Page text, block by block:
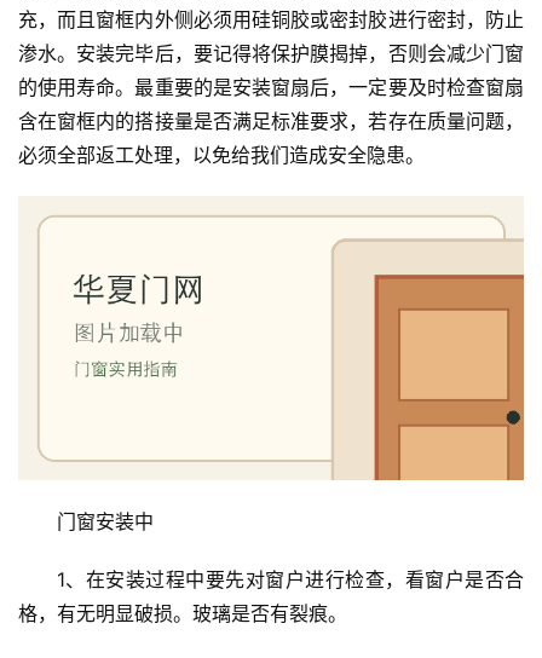
充，而且窗框内外侧必须用硅铜胶或密封胶进行密封，防止
渗水。安装完毕后，要记得将保护膜揭掉，否则会减少门窗
的使用寿命。最重要的是安装窗扇后，一定要及时检查窗扇
含在窗框内的搭接量是否满足标准要求，若存在质量问题，
必须全部返工处理，以免给我们造成安全隐患。
门窗安装中
1、在安装过程中要先对窗户进行检查，看窗户是否合
格，有无明显破损。玻璃是否有裂痕。